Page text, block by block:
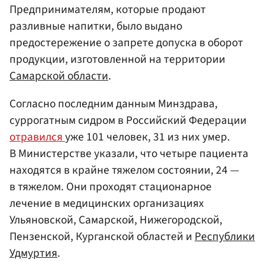
Предпринимателям, которые продают
разливные напитки, было выдано
предостережение о запрете допуска в оборот
продукции, изготовленной на территории
Самарской области.
Согласно последним данным Минздрава,
суррогатным сидром в Российский Федерации
отравилсяуже 101 человек, 31 из них умер.
В Министерстве указали, что четыре пациента
находятся в крайне тяжелом состоянии, 24 —
в тяжелом. Они проходят стационарное
лечение в медицинских организациях
Ульяновской, Самарской, Нижегородской,
Пензенской, Курганской областей иРеспублики
Удмуртия.